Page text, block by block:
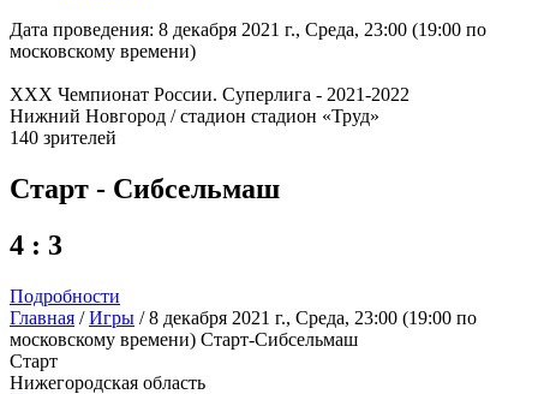
Дата проведения: 8 декабря 2021 г., Среда, 23:00 (19:00 по
московскому времени)
XXX Чемпионат России. Суперлига - 2021-2022
Нижний Новгород / стадион стадион «Труд»
140 зрителей
Старт - Сибсельмаш
4 : 3
Подробности
Главная /Игры /8 декабря 2021 г., Среда, 23:00 (19:00 по
московскому времени) Старт-Сибсельмаш
Старт
Нижегородская область